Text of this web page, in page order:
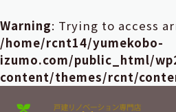
Warning: Trying to access
/home/rcnt14/yumekobo-
izumo.com/public_html/
content/themes/rcnt/